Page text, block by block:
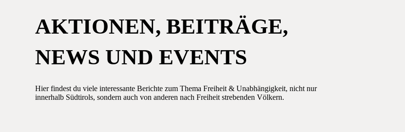
AKTIONEN, BEITRÄGE,
NEWS UND EVENTS
Hier findest du viele interessante Berichte zum Thema Freiheit & Unabhängigkeit, nicht nur
innerhalb Südtirols, sondern auch von anderen nach Freiheit strebenden Völkern.